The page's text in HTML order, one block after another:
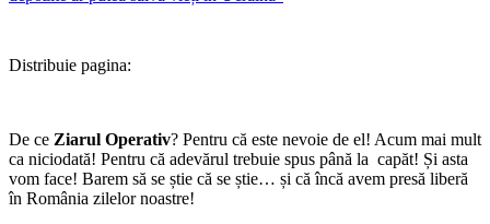
Distribuie pagina:
De ce Ziarul Operativ? Pentru că este nevoie de el! Acum mai mult
ca niciodată! Pentru că adevărul trebuie spus până la capăt! Și asta
vom face! Barem să se știe că se știe… și că încă avem presă liberă
în România zilelor noastre!